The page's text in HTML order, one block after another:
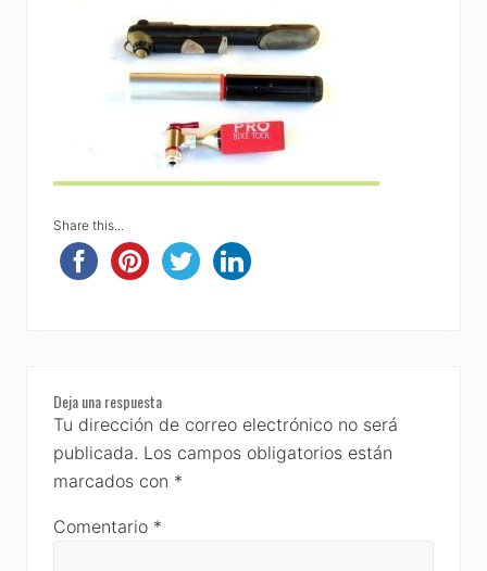
Share this...
Reader
Interactions
Deja una respuesta
Tu dirección de correo electrónico no será
publicada. Los campos obligatorios están
marcados con *
Comentario *